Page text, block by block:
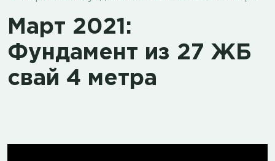
Март 2021:
Фундамент из 27 ЖБ
свай 4 метра